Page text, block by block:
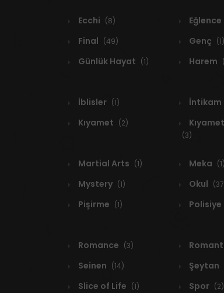
Ecchi (8) Eğlence
Final (49) Genç (1)
Günlük Hayat (1) Harem
İblisler (1) İntikam
Kıyamet (2)
(3)
Martial Arts (1) Meka (1)
Mystery (1) Okul
Pişirme (1) Polisiye
Romance (3)
Seinen (14) Şeytan
Slice of Life (1) Spor (2)